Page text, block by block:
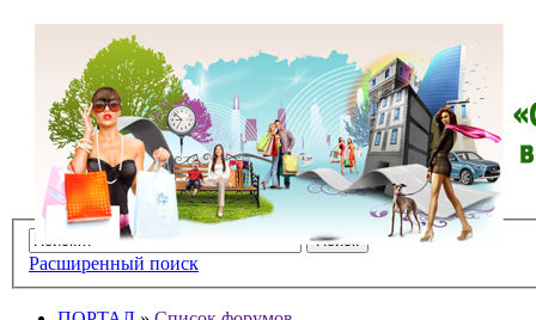
Расширенный поиск